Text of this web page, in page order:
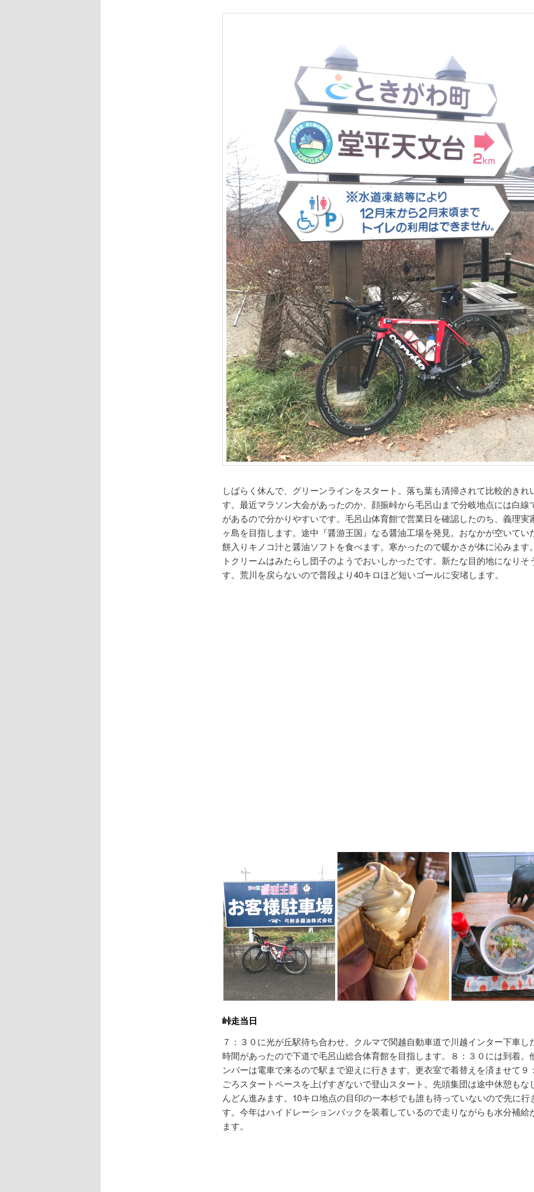
しばらく休んで、グリーンラインをスタート。落ち葉も清掃されて比較的きれ
す。最近マラソン大会があったのか、顔振峠から毛呂山まで分岐地点には白線
があるので分かりやすいです。毛呂山体育館で営業日を確認したのち、義理実
ヶ島を目指します。途中『醤游王国』なる醤油工場を発見。おなかが空いてい
餅入りキノコ汁と醤油ソフトを食べます。寒かったので暖かさが体に沁みます
トクリームはみたらし団子のようでおいしかったです。新たな目的地になりそ
す。荒川を戻らないので普段より40キロほど短いゴールに安堵します。
峠走当日
７：３０に光が丘駅待ち合わせ。クルマで関越自動車道で川越インター下車し
時間があったので下道で毛呂山総合体育館を目指します。８：３０には到着。
ンバーは電車で来るので駅まで迎えに行きます。更衣室で着替えを済ませて９
ごろスタートペースを上げすぎないで登山スタート。先頭集団は途中休憩もな
んどん進みます。10キロ地点の目印の一本杉でも誰も待っていないので先に行
す。今年はハイドレーションバックを装着しているので走りながらも水分補給
ます。